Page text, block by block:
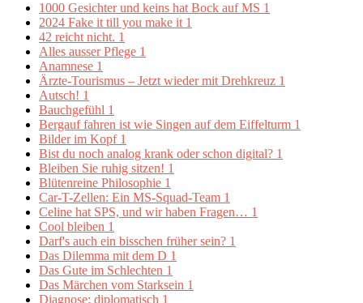
1000 Gesichter und keins hat Bock auf MS 1
2024 Fake it till you make it 1
42 reicht nicht. 1
Alles ausser Pflege 1
Anamnese 1
Ärzte-Tourismus – Jetzt wieder mit Drehkreuz 1
Autsch! 1
Bauchgefühl 1
Bergauf fahren ist wie Singen auf dem Eiffelturm 1
Bilder im Kopf 1
Bist du noch analog krank oder schon digital? 1
Bleiben Sie ruhig sitzen! 1
Blütenreine Philosophie 1
Car-T-Zellen: Ein MS-Squad-Team 1
Celine hat SPS, und wir haben Fragen… 1
Cool bleiben 1
Darf's auch ein bisschen früher sein? 1
Das Dilemma mit dem D 1
Das Gute im Schlechten 1
Das Märchen vom Starksein 1
Diagnose: diplomatisch 1